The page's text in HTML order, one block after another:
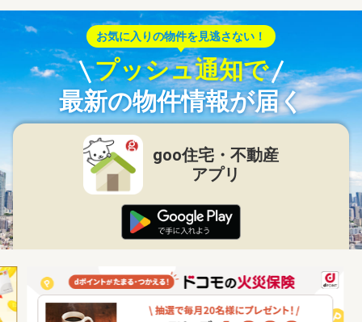
お気に入りの物件を見逃さない！
プッシュ通知で
最新の物件情報が届く
goo住宅・不動産
アプリ